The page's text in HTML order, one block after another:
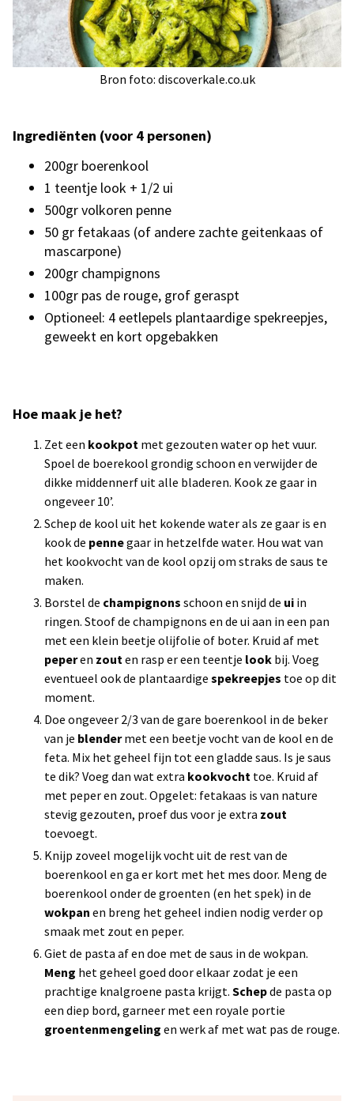
Bron foto: discoverkale.co.uk
Ingrediënten (voor 4 personen)
200gr boerenkool
1 teentje look + 1/2 ui
500gr volkoren penne
50 gr fetakaas (of andere zachte geitenkaas of
mascarpone)
200gr champignons
100gr pas de rouge, grof geraspt
Optioneel: 4 eetlepels plantaardige spekreepjes,
geweekt en kort opgebakken
Hoe maak je het?
Zet een kookpot met gezouten water op het vuur.
Spoel de boerekool grondig schoon en verwijder de
dikke middennerf uit alle bladeren. Kook ze gaar in
ongeveer 10’.
Schep de kool uit het kokende water als ze gaar is en
kook de pennegaar in hetzelfde water. Hou wat van
het kookvocht van de kool opzij om straks de saus te
maken.
Borstel de champignons schoon en snijd de ui in
ringen. Stoof de champignons en de ui aan in een pan
met een klein beetje olijfolie of boter. Kruid af met
peperen zouten rasp er een teentje look bij. Voeg
eventueel ook de plantaardige spekreepjes toe op dit
moment.
Doe ongeveer 2/3 van de gare boerenkool in de beker
van je blendermet een beetje vocht van de kool en de
feta. Mix het geheel fijn tot een gladde saus. Is je saus
te dik? Voeg dan wat extra kookvocht toe. Kruid af
met peper en zout. Opgelet: fetakaas is van nature
stevig gezouten, proef dus voor je extra zout
toevoegt.
Knijp zoveel mogelijk vocht uit de rest van de
boerenkool en ga er kort met het mes door. Meng de
boerenkool onder de groenten (en het spek) in de
wokpan en breng het geheel indien nodig verder op
smaak met zout en peper.
Giet de pasta af en doe met de saus in de wokpan.
Meng het geheel goed door elkaar zodat je een
prachtige knalgroene pasta krijgt. Schepde pasta op
een diep bord, garneer met een royale portie
groentenmengeling en werk af met wat pas de rouge.